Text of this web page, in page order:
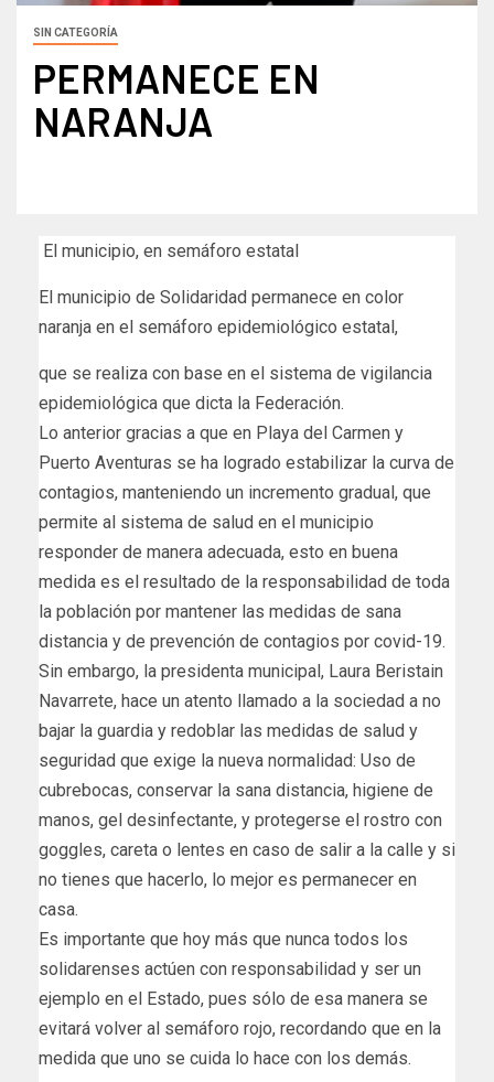
SIN CATEGORÍA
PERMANECE EN
NARANJA
El municipio, en semáforo estatal
El municipio de Solidaridad permanece en color
naranja en el semáforo epidemiológico estatal,
que se realiza con base en el sistema de vigilancia
epidemiológica que dicta la Federación.
Lo anterior gracias a que en Playa del Carmen y
Puerto Aventuras se ha logrado estabilizar la curva de
contagios, manteniendo un incremento gradual, que
permite al sistema de salud en el municipio
responder de manera adecuada, esto en buena
medida es el resultado de la responsabilidad de toda
la población por mantener las medidas de sana
distancia y de prevención de contagios por covid-19.
Sin embargo, la presidenta municipal, Laura Beristain
Navarrete, hace un atento llamado a la sociedad a no
bajar la guardia y redoblar las medidas de salud y
seguridad que exige la nueva normalidad: Uso de
cubrebocas, conservar la sana distancia, higiene de
manos, gel desinfectante, y protegerse el rostro con
goggles, careta o lentes en caso de salir a la calle y si
no tienes que hacerlo, lo mejor es permanecer en
casa.
Es importante que hoy más que nunca todos los
solidarenses actúen con responsabilidad y ser un
ejemplo en el Estado, pues sólo de esa manera se
evitará volver al semáforo rojo, recordando que en la
medida que uno se cuida lo hace con los demás.